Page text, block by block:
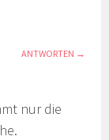
ANTWORTEN
nur die